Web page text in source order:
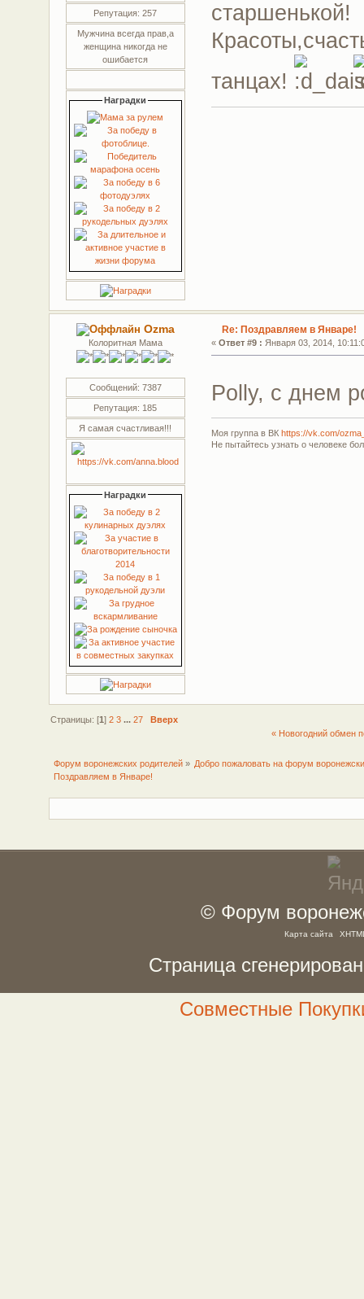
Репутация: 257
Мужчина всегда прав,а
женщина никогда не
ошибается
Наградки
старшенькой!
танцах!
Ozma
Колоритная Мама
Сообщений: 7387
Репутация: 185
Я самая счастливая!!!
Наградки
Re: Поздравляем в Январе!
«Ответ #9 : Января 03, 2014,
Polly, с днем
Моя группа в ВКhttps://vk.com/
Не пытайтесь узнать о человеке
Страницы: [1] 2 3 ... 27
Вверх
« Новогодний обмен
Форум воронежских родителей» Добро пожаловать на форум
Поздравляем в Январе!
© Форум
Карта сайта
Страница
Совместные